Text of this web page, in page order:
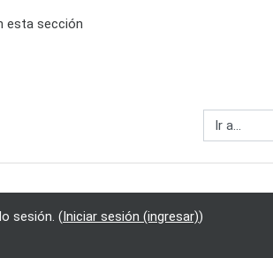
esta sección
Ir a...
sesión. (Iniciar sesión (ingresar))